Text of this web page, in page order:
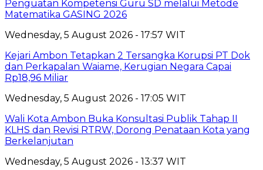
Penguatan Kompetensi Guru SD melalui Metode
Matematika GASING 2026
Wednesday, 5 August 2026 - 17:57 WIT
Kejari Ambon Tetapkan 2 Tersangka Korupsi PT Dok
dan Perkapalan Waiame, Kerugian Negara Capai
Rp18,96 Miliar
Wednesday, 5 August 2026 - 17:05 WIT
Wali Kota Ambon Buka Konsultasi Publik Tahap II
KLHS dan Revisi RTRW, Dorong Penataan Kota yang
Berkelanjutan
Wednesday, 5 August 2026 - 13:37 WIT